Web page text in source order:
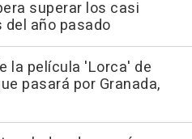
superar los casi
año pasado
la película 'Lorca' de
pasará por Granada,